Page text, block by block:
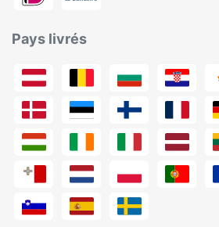
Pays livrés